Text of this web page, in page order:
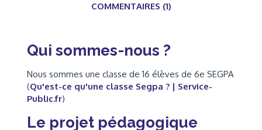
COMMENTAIRES (1)
Qui sommes-nous ?
Nous sommes une classe de 16 élèves de 6e SEGPA
(Qu'est-ce qu'une classe Segpa ? | Service-
Public.fr)
Le projet pédagogique